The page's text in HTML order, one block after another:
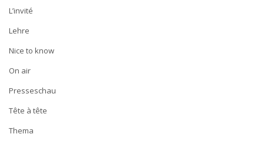
L’invité
Lehre
Nice to know
On air
Presseschau
Tête à tête
Thema